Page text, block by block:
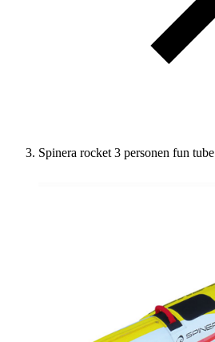
Spinera rocket 3 personen fun tube